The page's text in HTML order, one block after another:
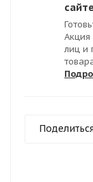
Акция
лиц и
Поделиться